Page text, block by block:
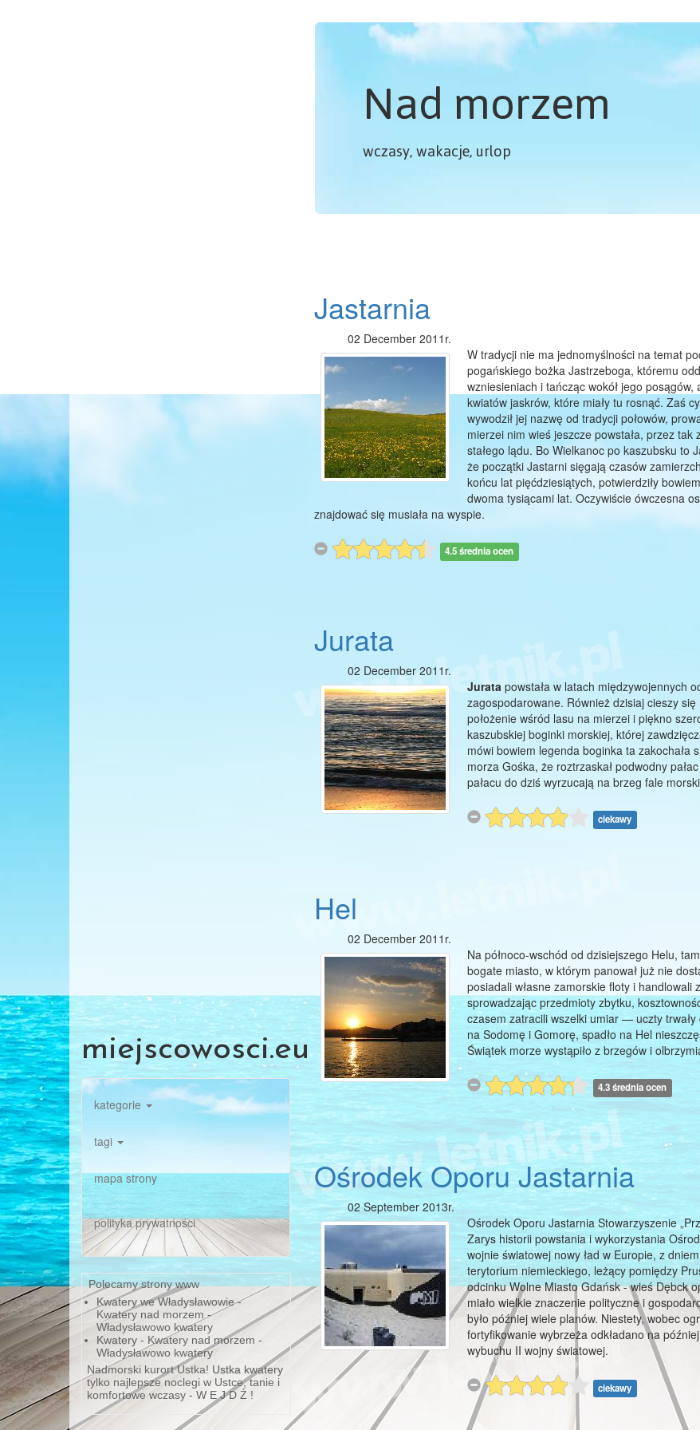
miejscowosci.eu
kategorie
tagi
mapa strony
polityka prywatności
Polecamy strony www
Kwatery we Władysławowie-
Kwatery nad morzem -
Władysławowo kwatery
Kwatery - Kwatery nad morzem -
Władysławowo kwatery
Nadmorski kurort Ustka! Ustka kwatery
tylko najlepsze noclegi w Ustce, tanie i
komfortowe wczasy - W E J D Ź !
Nad morzem
wczasy, wakacje, urlop
Jastarnia
02 December 2011r.
W tradycji nie ma jednomyślności na temat
pogańskiego bożka Jastrzeboga, któremu
wzniesieniach i tańcząc wokół jego
kwiatów jaskrów, które miały tu rosnąć. Zaś
wywodził jej nazwę od tradycji połowów,
mierzei nim wieś jeszcze powstała, przez
stałego lądu. Bo Wielkanoc po kaszubsku to
że początki Jastarni sięgają czasów
końcu lat pięćdziesiątych, potwierdziły
dwoma tysiącami lat. Oczywiście ówczesna
znajdować się musiała na wyspie.
4.5 średnia ocen
Jurata
02 December 2011r.
Juratapowstała w latach międzywojennych
zagospodarowane. Również dzisiaj cieszy
położenie wśród lasu na mierzei i piękno
kaszubskiej boginki morskiej, której
mówi bowiem legenda boginka ta zakochała
morza Gośka, że roztrzaskał podwodny
pałacu do dziś wyrzucają na brzeg fale
ciekawy
Hel
02 December 2011r.
Na północo-wschód od dzisiejszego Helu,
bogate miasto, w którym panował już nie
posiadali własne zamorskie floty i
sprowadzając przedmioty zbytku,
czasem zatracili wszelki umiar — uczty
na Sodomę i Gomorę, spadło na Hel
Świątek morze wystąpiło z brzegów i
4.3 średnia ocen
Ośrodek Oporu Jastarnia
02 September 2013r.
Ośrodek Oporu Jastarnia Stowarzyszenie
Zarys historii powstania i wykorzystania
wojnie światowej nowy ład w Europie, z
terytorium niemieckiego, leżący pomiędzy
odcinku Wolne Miasto Gdańsk - wieś Dębck
miało wielkie znaczenie polityczne i
było później wiele planów. Niestety, wobec
fortyfikowanie wybrzeża odkładano na
wybuchu II wojny światowej.
ciekawy